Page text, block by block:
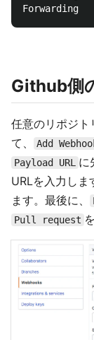
Github側
任意のリポジト
て、
Add
Payload URL に
URLを入力しま
ます。最後に、
Pull request